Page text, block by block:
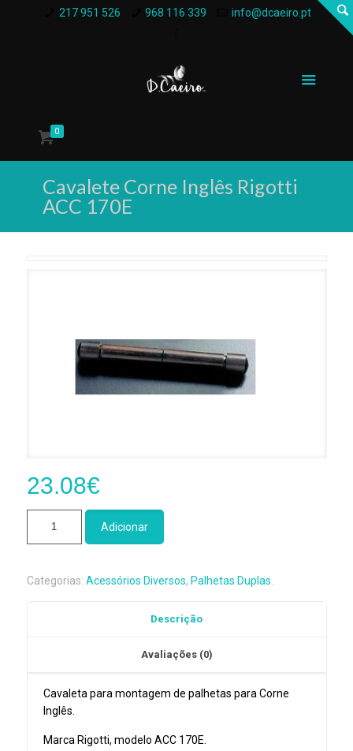
217 951 526 968 116 339 info@dcaeiro.pt
0
Cavalete Corne Inglês Rigotti
ACC 170E
23.08€
Quantidade
Inglês
Adicionar
Categorias: Acessórios Diversos, Palhetas Duplas
Descrição
Avaliações (0)
Cavaleta para montagem de palhetas para Corne
Inglês.
Marca Rigotti, modelo ACC 170E.